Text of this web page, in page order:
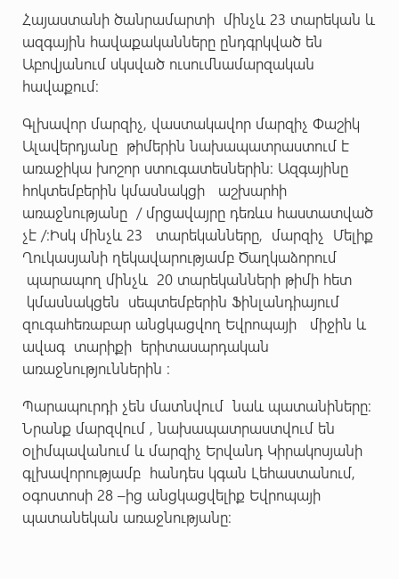
Հայաստանի ծանրամարտի մինչև 23 տարեկան և
ազգային հավաքականները ընդգրկված են
Աբովյանում սկսված ուսումնամարզական
հավաքում:
Գլխավոր մարզիչ, վաստակավոր մարզիչ Փաշիկ
Ալավերդյանը թիմերին նախապատրաստում է
առաջիկա խոշոր ստուգատեսներին: Ազգայինը
հոկտեմբերին կմասնակցի աշխարհի
առաջնությանը / մրցավայրը դեռևս հաստատված
չէ /:Իսկ մինչև 23 տարեկանները, մարզիչ Մելիք
Ղուկասյանի ղեկավարությամբ Ծաղկաձորում
պարապող մինչև 20 տարեկանների թիմի հետ
կմասնակցեն սեպտեմբերին Ֆինլանդիայում
զուգահեռաբար անցկացվող Եվրոպայի միջին և
ավագ տարիքի երիտասարդական
առաջնություններին :
Պարապուրդի չեն մատնվում նաև պատանիները:
Նրանք մարզվում , նախապատրաստվում են
օլիմպավանում և մարզիչ Երվանդ Կիրակոսյանի
գլխավորությամբ հանդես կգան Լեհաստանում,
օգոստոսի 28 –ից անցկացվելիք Եվրոպայի
պատանեկան առաջնությանը: